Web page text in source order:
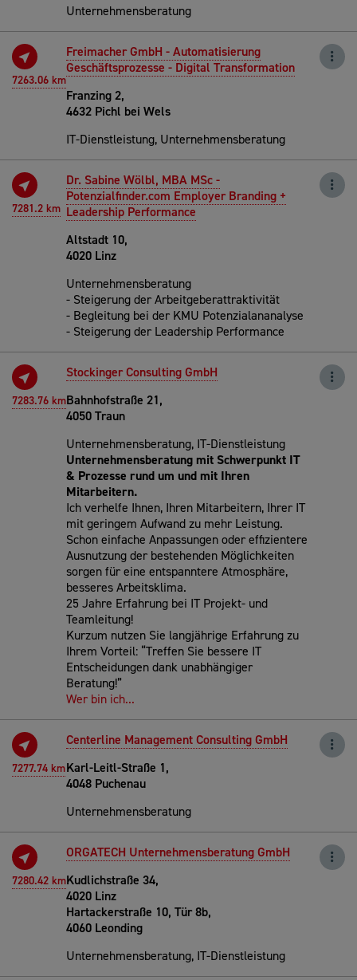
Unternehmensberatung
7263.06 km
Freimacher GmbH - Automatisierung
Geschäftsprozesse - Digital Transformation
Franzing 2,
4632 Pichl bei Wels
IT-Dienstleistung, Unternehmensberatung
7281.2 km
Dr. Sabine Wölbl, MBA MSc -
Potenzialfinder.com Employer Branding +
Leadership Performance
Altstadt 10,
4020 Linz
Unternehmensberatung
- Steigerung der Arbeitgeberattraktivität
- Begleitung bei der KMU Potenzialananalyse
- Steigerung der Leadership Performance
7283.76 km
Stockinger Consulting GmbH
Bahnhofstraße 21,
4050 Traun
Unternehmensberatung, IT-Dienstleistung
Unternehmensberatung mit Schwerpunkt IT
& Prozesse rund um und mit Ihren
Mitarbeitern.
Ich verhelfe Ihnen, Ihren Mitarbeitern, Ihrer IT
mit geringem Aufwand zu mehr Leistung.
Schon einfache Anpassungen oder effizientere
Ausnutzung der bestehenden Möglichkeiten
sorgen für eine entspanntere Atmosphäre,
besseres Arbeitsklima.
25 Jahre Erfahrung bei IT Projekt- und
Teamleitung!
Kurzum nutzen Sie langjährige Erfahrung zu
Ihrem Vorteil: “Treffen Sie bessere IT
Entscheidungen dank unabhängiger
Beratung!”
Wer bin ich...
7277.74 km
Centerline Management Consulting GmbH
Karl-Leitl-Straße 1,
4048 Puchenau
Unternehmensberatung
7280.42 km
ORGATECH Unternehmensberatung GmbH
Kudlichstraße 34,
4020 Linz
Hartackerstraße 10, Tür 8b,
4060 Leonding
Unternehmensberatung, IT-Dienstleistung